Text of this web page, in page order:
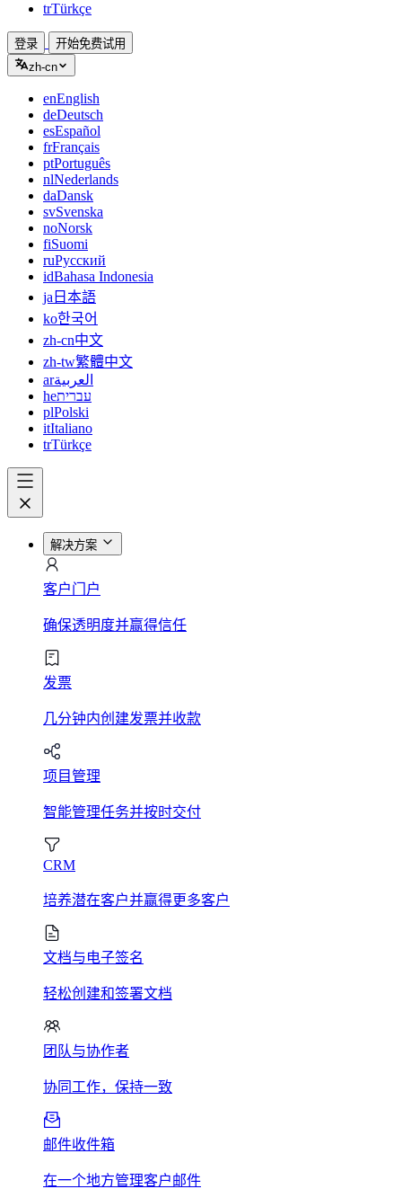
trTürkçe
登录
开始免费试用
zh-cn
enEnglish
deDeutsch
esEspañol
frFrançais
ptPortuguês
nlNederlands
daDansk
svSvenska
noNorsk
fiSuomi
ruРусский
idBahasa Indonesia
ja 日本語
ko한국어
zh-cn中文
zh-tw繁體中文
arالعربية
heעברית
plPolski
itItaliano
trTürkçe
解决方案
客户门户
确保透明度并赢得信任
发票
几分钟内创建发票并收款
项目管理
智能管理任务并按时交付
CRM
培养潜在客户并赢得更多客户
文档与电子签名
轻松创建和签署文档
团队与协作者
协同工作，保持一致
邮件收件箱
在一个地方管理客户邮件